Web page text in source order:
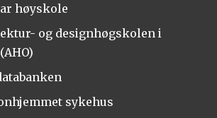
høyskole
og designhøgskolen i
sykehus